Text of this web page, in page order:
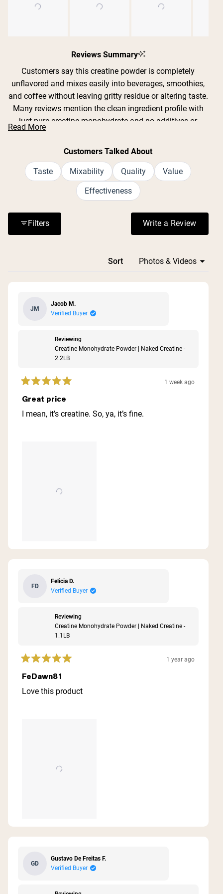
selected
Reviews Summary
Customers say this creatine powder is completely
unflavored and mixes easily into beverages, smoothies,
and coffee without leaving gritty residue or altering taste.
Many reviews mention the clean ingredient profile with
just pure creatine monohydrate and no additives or
fillers. Users report improved strength, endurance, and
recovery during workouts, with some noting better sleep
both cold and warm liquids, though some find it mixes
best with warm water or a frother. Reviews consistently
praise the value for money and lack of digestive issues
Read More
Customers Talked About
Taste Mixability Quality Value
Effectiveness
Filters Write a Review
(Opens in a
Sort
JM
Jacob M.
Verified Buyer
Reviewing
Creatine Monohydrate Powder | Naked Creatine -
2.2LB
Rated
5
out
of
1 week ago
Great price
I mean, it’s creatine. So, ya, it’s fine.
FD
Felicia D.
Verified Buyer
Reviewing
Creatine Monohydrate Powder | Naked Creatine -
1.1LB
Rated
5
out
of
1 year ago
FeDawn81
Love this product
GD
Gustavo De Freitas F.
Verified Buyer
Loading...